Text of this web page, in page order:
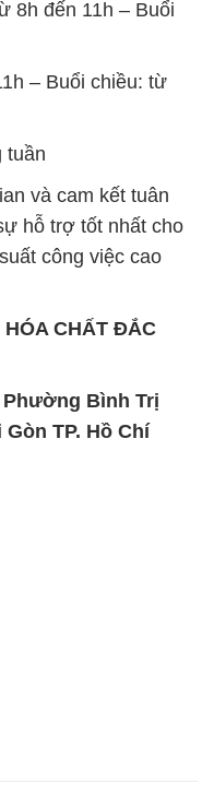
tuần
hỗ trợ tốt nhất cho
công việc cao
CHẤT ĐẮC
Phường Bình Trị
TP. Hồ Chí